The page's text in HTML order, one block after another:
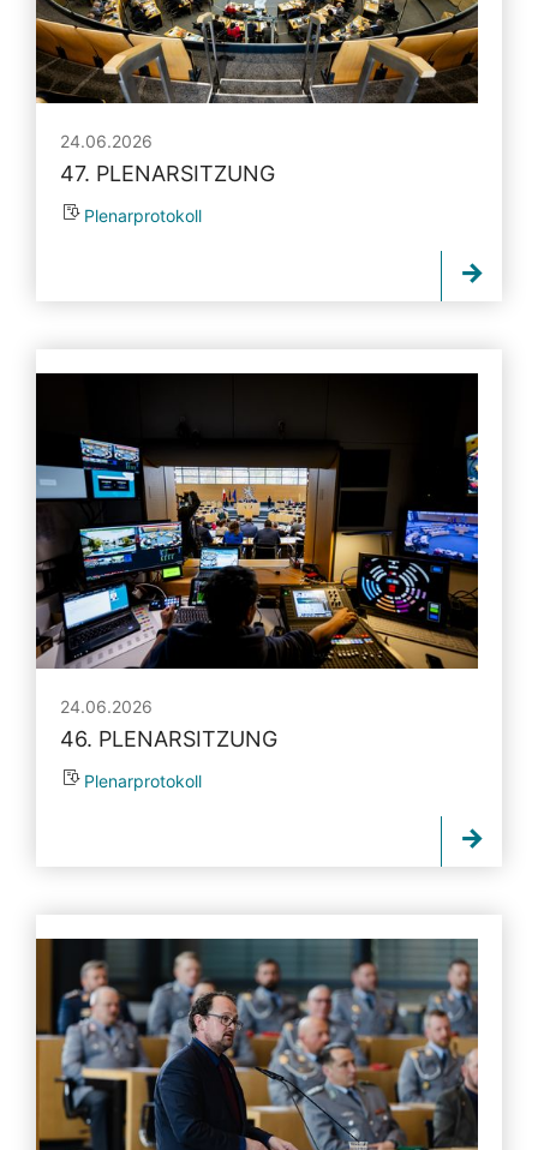
24.06.2026
47. PLENARSITZUNG
Plenarprotokoll
24.06.2026
46. PLENARSITZUNG
Plenarprotokoll